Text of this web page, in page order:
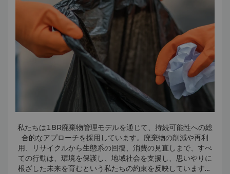
私たちは18R廃棄物管理モデルを通じて、持続可能性への総
合的なアプローチを採用しています。廃棄物の削減や再利
用、リサイクルから生態系の回復、消費の見直しまで、すべ
ての行動は、環境を保護し、地域社会を支援し、思いやりに
根ざした未来を育むという私たちの約束を反映しています。